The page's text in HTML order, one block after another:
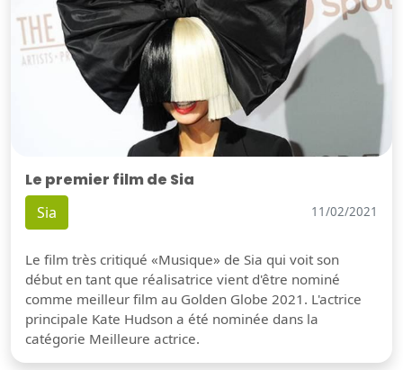
Le premier film de Sia
Sia 11/02/2021
Le film très critiqué «Musique» de Sia qui voit son
début en tant que réalisatrice vient d'être nominé
comme meilleur film au Golden Globe 2021. L'actrice
principale Kate Hudson a été nominée dans la
catégorie Meilleure actrice.